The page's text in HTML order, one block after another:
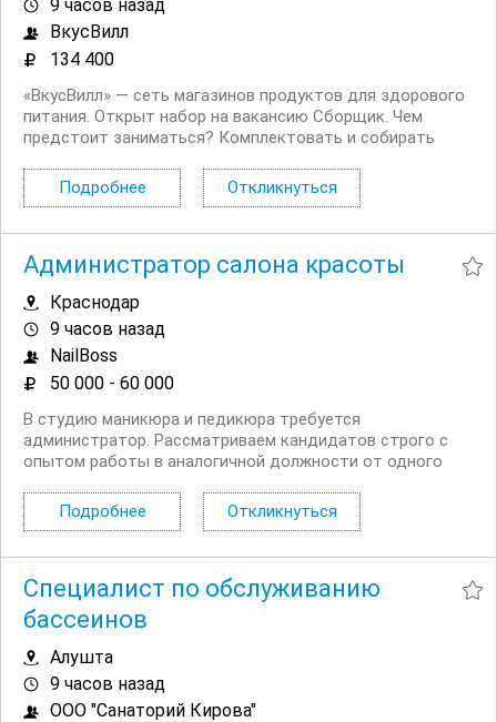
9 часов назад
ВкусВилл
134 400
«ВкусВилл» — сеть магазинов продуктов для здорового
питания. Открыт набор на вакансию Сборщик. Чем
предстоит заниматься? Комплектовать и собирать
вид продуктов. Проводить инвентаризацию товаров.
Общаться с...
Подробнее Откликнуться
Администратор салона красоты
Краснодар
9 часов назад
NailBoss
50 000 - 60 000
В студию маникюра и педикюра требуется
администратор. Рассматриваем кандидатов строго с
опытом работы в аналогичной должности от одного
сервиса. Требования: • Опыт работы администратором в
сфере услуг от 1 года. • обязательно опыт общения с...
Подробнее Откликнуться
Специалист по обслуживанию
бассеинов
Алушта
9 часов назад
ООО "Санаторий Кирова"